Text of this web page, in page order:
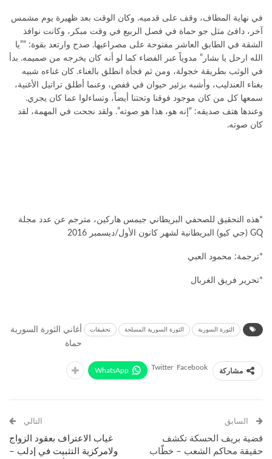
في نهاية المطاف، وقف على قدميه. وكان الوقت بعد ظهيرة يوم مشمس
آخر، دافئ مثل جو حماة في فصل الربيع في وقت مبكر، وكانت نوافذ
الشقة في الطابق العاشر مفتوحة على مصراعيها. صدح وارتعد بقوة: “”يا
الله ارحل يا بشار” مدوياً عبر الفضاء كما لو أنه كان يخرجه من صميمه. بدأ
في الوثب بطريقة خجولة، ومن ثم فجأة انطلق بالغناء. كان غناءه شبيه
بغناء العندليب، وأشبه بزئير حيوان في قفص، وعنما أطلق تراتيل الأغنية،
سمعها كل من كان موجود فوقنا وتحتنا أيضاً، وتساءلوا عما كان يجري.
وعندها هتف صديقه: “إنه هو، هذا هو صوته”. ولقد نجحت في المهمة، لقد
كان صوته.
*هذه التحقيق للصحفي البريطاني جيمس هاركين، مترجم عن عدد مجلة
GQ (جي كيو) البريطانية لشهر كانون الأول/ديسمبر 2016
*ترجمة: محمود العبي
*تحرير فريق الغربال
أغاني الثورة السورية الثورة السورية الثورة السورية المسلحة تحقيقات
حماة
مشاركة Facebook
Twitter
WhatsApp
السابق
قضية بريف الحسكة تكشف
حقيقة محاكم الشعب – خطّاب
التالي
غياب الاعتراف بعقود الزواج
ولامركزية التثبيت في إدلب –